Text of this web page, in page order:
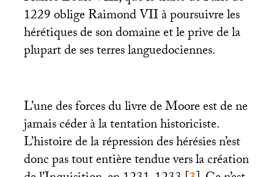
1229 oblige RaimondVIIà poursuivre les
hérétiques de son domaine et le prive de la
plupart de ses terres languedociennes.
L’une des forces du livre de Moore est de ne
jamais céder à la tentation historiciste.
L’histoire de la répression des hérésies n’est
donc pas tout entière tendue vers la création